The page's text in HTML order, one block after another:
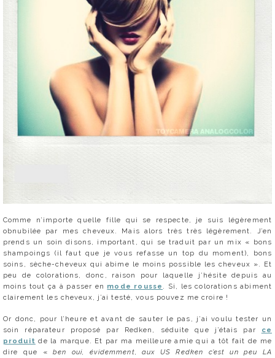
Comme n’importe quelle fille qui se respecte, je suis légèrement
obnubilée par mes cheveux. Mais alors très très légèrement. J’en
prends un soin disons, important, qui se traduit par un mix « bons
shampoings (il faut que je vous refasse un top du moment), bons
soins, sèche-cheveux qui abime le moins possible les cheveux ». Et
peu de colorations, donc, raison pour laquelle j’hésite depuis au
moins tout ça à passer en mode rousse
. Si, les colorations abiment
clairement les cheveux, j’ai testé, vous pouvez me croire !
Or donc, pour l’heure et avant de sauter le pas, j’ai voulu tester un
soin réparateur proposé par Redken, séduite que j’étais par ce
produit de la marque. Et par ma meilleure amie qui a tôt fait de me
dire que « ben oui, évidemment, aux US Redken c’est un peu LA